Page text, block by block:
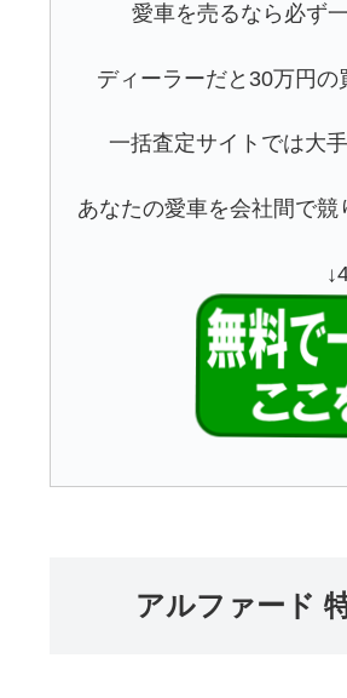
愛車を売るなら必ず
ディーラーだと30万円の
一括査定サイトでは大
あなたの愛車を会社間で競
アルファード